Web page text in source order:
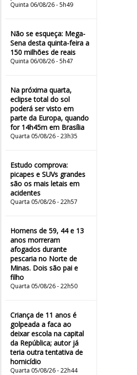
Quinta 06/08/26 - 5h49
Não se esqueça: Mega-
Sena desta quinta-feira a
150 milhões de reais
Quinta 06/08/26 - 5h47
Na próxima quarta,
eclipse total do sol
poderá ser visto em
parte da Europa, quando
for 14h45m em Brasília
Quarta 05/08/26 - 23h35
Estudo comprova:
picapes e SUVs grandes
são os mais letais em
acidentes
Quarta 05/08/26 - 22h57
Homens de 59, 44 e 13
anos morreram
afogados durante
pescaria no Norte de
Minas. Dois são pai e
filho
Quarta 05/08/26 - 22h50
Criança de 11 anos é
golpeada a faca ao
deixar escola na capital
da República; autor já
teria outra tentativa de
homicídio
Quarta 05/08/26 - 22h44